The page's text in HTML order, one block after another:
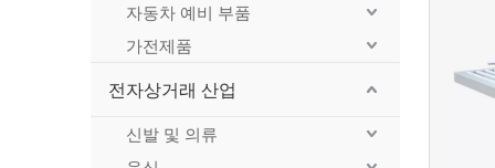
자동차 예비 부품
가전제품
전자상거래 산업
신발 및 의류